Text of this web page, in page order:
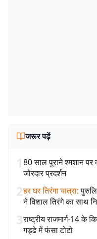
जरूर पढ़ें
180 साल पुराने श्मशान
जोरदार प्रदर्शन
2हर घर तिरंगा यात्रा:
ने विशाल तिरंगे का साथ
3राष्ट्रीय राजमार्ग-14 के
गड्ढे में फंसा टोटो